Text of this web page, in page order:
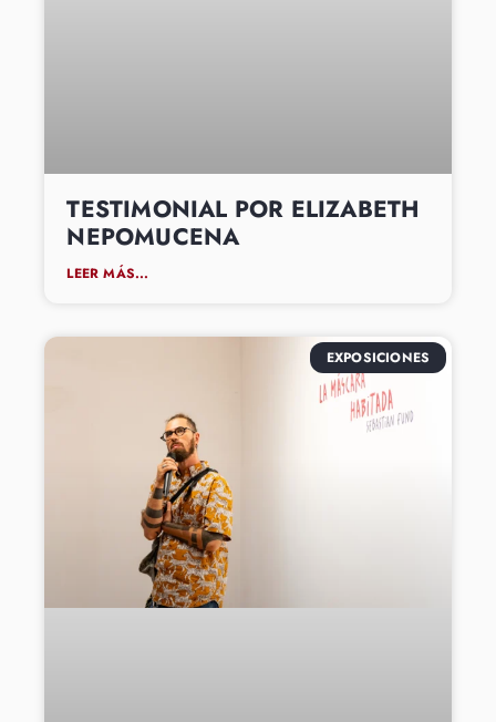
TESTIMONIAL POR ELIZABETH
NEPOMUCENA
LEER MÁS...
EXPOSICIONES